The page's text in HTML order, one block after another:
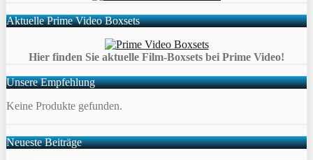
Aktuelle Prime Video Boxsets
Hier finden Sie aktuelle Film-Boxsets bei Prime Video!
Unsere Empfehlung
Keine Produkte gefunden.
Neueste Beiträge